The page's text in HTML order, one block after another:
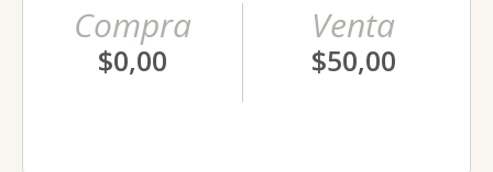
Compra
$0,00
Venta
$50,00